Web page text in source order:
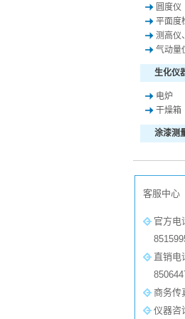
圆度仪
平面度
测高仪
气动量
生化仪
电炉
干燥箱
涂漆测
客服中心
官方电
直销电
商务传
仪器咨